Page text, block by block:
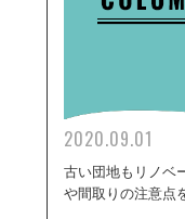
2020.09.01
古い団地もリノベ
や間取りの注意点